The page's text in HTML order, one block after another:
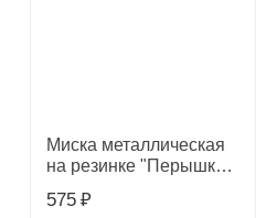
Миска металлическая
на резинке "Перышки",
575 ₽